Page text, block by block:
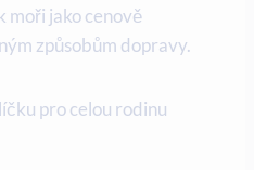
moři jako cenově
způsobům dopravy.